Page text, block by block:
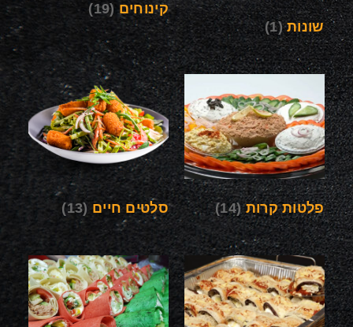
שונות(1)
קינוחים (19)
פלטות קרות(14) סלטים חיים (13)